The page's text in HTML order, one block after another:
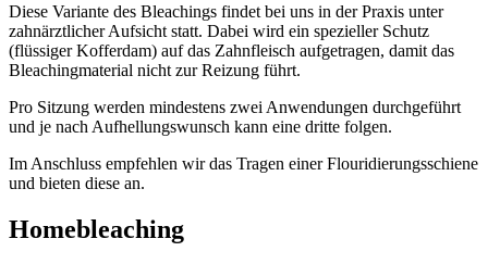
Diese Variante des Bleachings findet bei uns in der Praxis unter
zahnärztlicher Aufsicht statt. Dabei wird ein spezieller Schutz
(flüssiger Kofferdam) auf das Zahnfleisch aufgetragen, damit das
Bleachingmaterial nicht zur Reizung führt.
Pro Sitzung werden mindestens zwei Anwendungen durchgeführt
und je nach Aufhellungswunsch kann eine dritte folgen.
Im Anschluss empfehlen wir das Tragen einer Flouridierungsschiene
und bieten diese an.
Homebleaching